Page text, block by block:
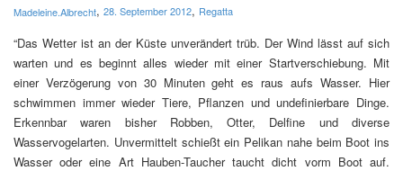
Madeleine.Albrecht, 28. September 2012, Regatta
“Das Wetter ist an der Küste unverändert trüb. Der Wind lässt auf sich
warten und es beginnt alles wieder mit einer Startverschiebung. Mit
einer Verzögerung von 30 Minuten geht es raus aufs Wasser. Hier
schwimmen immer wieder Tiere, Pflanzen und undefinierbare Dinge.
Erkennbar waren bisher Robben, Otter, Delfine und diverse
Wasservogelarten. Unvermittelt schießt ein Pelikan nahe beim Boot ins
Wasser oder eine Art Hauben-Taucher taucht dicht vorm Boot auf.